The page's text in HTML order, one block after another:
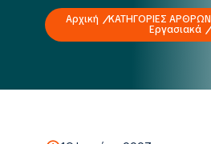
Αρχική ΚΑΤΗΓΟΡΙΕΣ ΑΡΘΡΩΝ
Εργασιακά